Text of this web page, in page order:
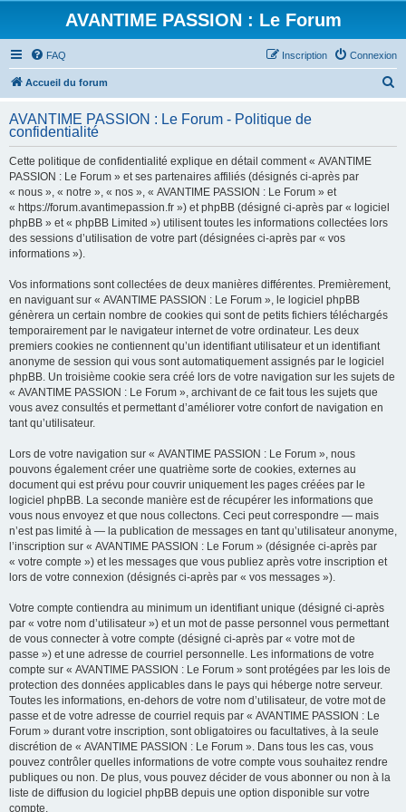
AVANTIME PASSION : Le Forum
FAQ Connexion
Inscription
Accueil du forum
h
AVANTIME PASSION : Le Forum - Politique de
confidentialité
Cette politique de confidentialité explique en détail comment « AVANTIME
PASSION : Le Forum » et ses partenaires affiliés (désignés ci-après par
« nous », « notre », « nos », « AVANTIME PASSION : Le Forum » et
« https://forum.avantimepassion.fr ») et phpBB (désigné ci-après par « logiciel
phpBB » et « phpBB Limited ») utilisent toutes les informations collectées lors
des sessions d’utilisation de votre part (désignées ci-après par « vos
informations »).
Vos informations sont collectées de deux manières différentes. Premièrement,
en naviguant sur « AVANTIME PASSION : Le Forum », le logiciel phpBB
génèrera un certain nombre de cookies qui sont de petits fichiers téléchargés
temporairement par le navigateur internet de votre ordinateur. Les deux
premiers cookies ne contiennent qu’un identifiant utilisateur et un identifiant
anonyme de session qui vous sont automatiquement assignés par le logiciel
phpBB. Un troisième cookie sera créé lors de votre navigation sur les sujets de
« AVANTIME PASSION : Le Forum », archivant de ce fait tous les sujets que
vous avez consultés et permettant d’améliorer votre confort de navigation en
tant qu’utilisateur.
Lors de votre navigation sur « AVANTIME PASSION : Le Forum », nous
pouvons également créer une quatrième sorte de cookies, externes au
document qui est prévu pour couvrir uniquement les pages créées par le
logiciel phpBB. La seconde manière est de récupérer les informations que
vous nous envoyez et que nous collectons. Ceci peut correspondre — mais
n’est pas limité à — la publication de messages en tant qu’utilisateur anonyme,
l’inscription sur « AVANTIME PASSION : Le Forum » (désignée ci-après par
« votre compte ») et les messages que vous publiez après votre inscription et
lors de votre connexion (désignés ci-après par « vos messages »).
Votre compte contiendra au minimum un identifiant unique (désigné ci-après
par « votre nom d’utilisateur ») et un mot de passe personnel vous permettant
de vous connecter à votre compte (désigné ci-après par « votre mot de
passe ») et une adresse de courriel personnelle. Les informations de votre
compte sur « AVANTIME PASSION : Le Forum » sont protégées par les lois de
protection des données applicables dans le pays qui héberge notre serveur.
Toutes les informations, en-dehors de votre nom d’utilisateur, de votre mot de
passe et de votre adresse de courriel requis par « AVANTIME PASSION : Le
Forum » durant votre inscription, sont obligatoires ou facultatives, à la seule
discrétion de « AVANTIME PASSION : Le Forum ». Dans tous les cas, vous
pouvez contrôler quelles informations de votre compte vous souhaitez rendre
publiques ou non. De plus, vous pouvez décider de vous abonner ou non à la
liste de diffusion du logiciel phpBB depuis une option disponible sur votre
compte.